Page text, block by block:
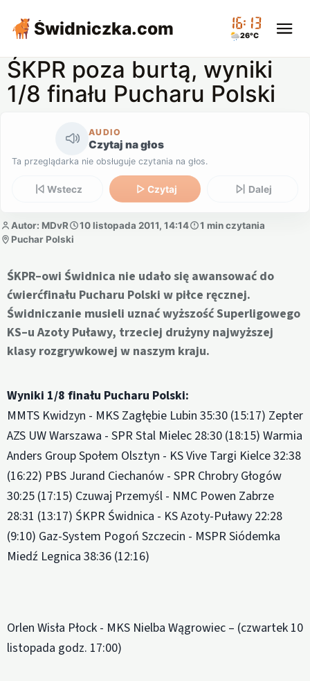
Świdniczka.com 16:13
26°C
ŚKPR poza burtą, wyniki
1/8 finału Pucharu Polski
AUDIO
Czytaj na głos
Ta przeglądarka nie obsługuje czytania na głos.
Wstecz Czytaj Dalej
Autor: MDvR 10 listopada 2011, 14:14
1 min czytania
Puchar Polski
ŚKPR–owi Świdnica nie udało się awansować do
ćwierćfinału Pucharu Polski w piłce ręcznej.
Świdniczanie musieli uznać wyższość Superligowego
KS–u Azoty Puławy, trzeciej drużyny najwyższej
klasy rozgrywkowej w naszym kraju.
Wyniki 1/8 finału Pucharu Polski:
MMTS Kwidzyn - MKS Zagłębie Lubin 35:30 (15:17) Zepter
AZS UW Warszawa - SPR Stal Mielec 28:30 (18:15) Warmia
Anders Group Społem Olsztyn - KS Vive Targi Kielce 32:38
(16:22) PBS Jurand Ciechanów - SPR Chrobry Głogów
30:25 (17:15) Czuwaj Przemyśl - NMC Powen Zabrze
28:31 (13:17) ŚKPR Świdnica - KS Azoty-Puławy 22:28
(9:10) Gaz-System Pogoń Szczecin - MSPR Siódemka
Miedź Legnica 38:36 (12:16)
Orlen Wisła Płock - MKS Nielba Wągrowiec – (czwartek 10
listopada godz. 17:00)